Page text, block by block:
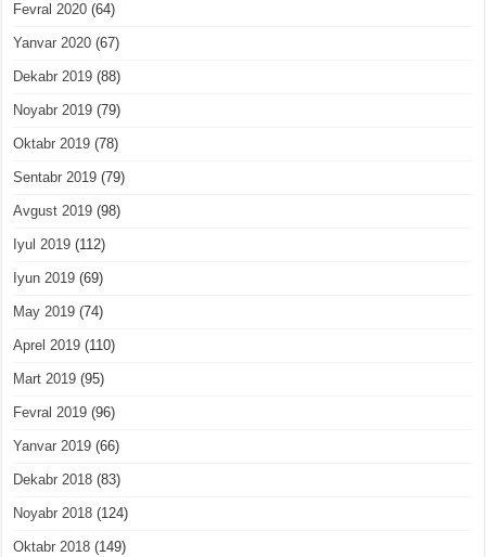
Fevral 2020 (64)
Yanvar 2020 (67)
Dekabr 2019 (88)
Noyabr 2019 (79)
Oktabr 2019 (78)
Sentabr 2019 (79)
Avgust 2019 (98)
Iyul 2019 (112)
Iyun 2019 (69)
May 2019 (74)
Aprel 2019 (110)
Mart 2019 (95)
Fevral 2019 (96)
Yanvar 2019 (66)
Dekabr 2018 (83)
Noyabr 2018 (124)
Oktabr 2018 (149)